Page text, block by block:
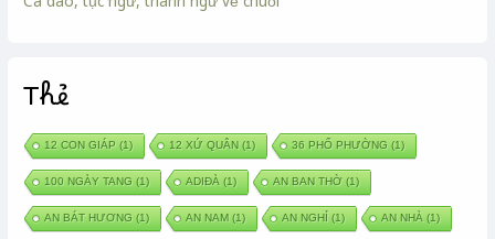
Thẻ
12 CON GIÁP (1) 12 XỨ QUÂN (1) 36 PHỐ PHƯỜNG (1)
100 NGÀY TANG (1) ADIĐÀ (1) AN BAN THỜ(1)
AN BÁT HƯƠNG (1) AN NAM(1) AN NGHỈ(1) AN NHÀ (1)